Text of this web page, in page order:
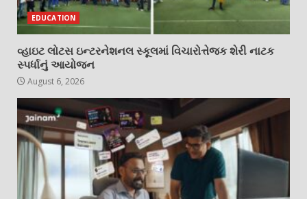
EDUCATION
વ્હાઇટ લોટસ ઇન્ટરનેશનલ સ્કૂલમાં વિચારોત્તેજક શેરી નાટક
સ્પર્ધાનું આયોજન
August 6, 2026